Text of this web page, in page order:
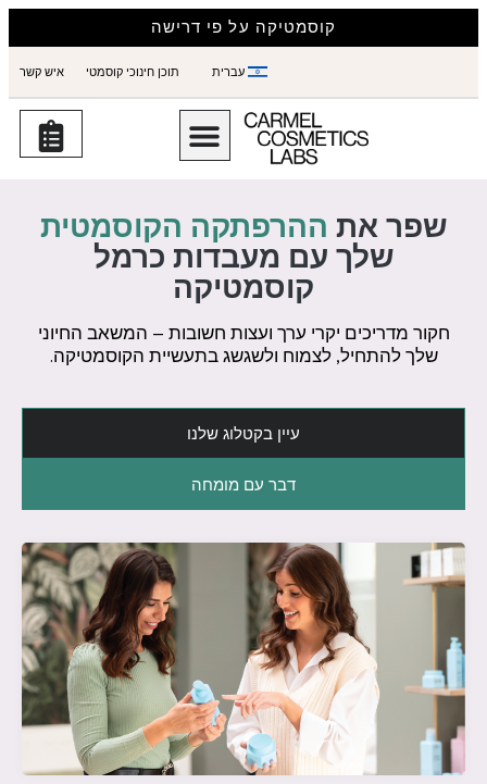
קוסמטיקה על פי דרישה
עברית תוכן חינוכי קוסמטי איש קשר
שפר את ההרפתקה הקוסמטית
שלך עם מעבדות כרמל
קוסמטיקה
חקור מדריכים יקרי ערך ועצות חשובות – המשאב החיוני
שלך להתחיל, לצמוח ולשגשג בתעשיית הקוסמטיקה.
עיין בקטלוג שלנו
דבר עם מומחה